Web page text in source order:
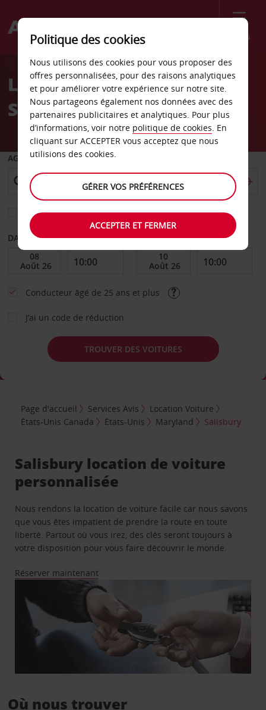
Menu
Welcome
AvisLocation de voiture
Salisbury
AGENCE DE DÉPART
Sélectionnez une autre agence de retour
DATE DE DÉBUT DATE DE FIN
Conducteur âgé de 25 ans et plus
J’ai un code de réduction
TROUVER DES VOITURES
Page d'accueil Services Avis
Location Voiture
États-Unis Canada
États-Unis Maryland Salisbury
Salisbury location de voiture
personnalisée
Nous rendons la location de voiture facile car nous savons
que vous êtes impatient de prendre la route en toute
liberté. Partout où vous irez, des clés seront toujours à
votre disposition pour vous faire découvrir le monde.
Réserver maintenant
Où nous trouver
Politique des cookies
Nous utilisons des cookies pour vous proposer des
offres personnalisées, pour des raisons analytiques
et pour améliorer votre expérience sur notre site.
Nous partageons également nos données avec des
partenaires publicitaires et analytiques. Pour plus
d’informations, voir notre politique de cookies. En
cliquant sur ACCEPTER vous acceptez que nous
utilisions des cookies.
GÉRER VOS PRÉFÉRENCES
ACCEPTER ET FERMER